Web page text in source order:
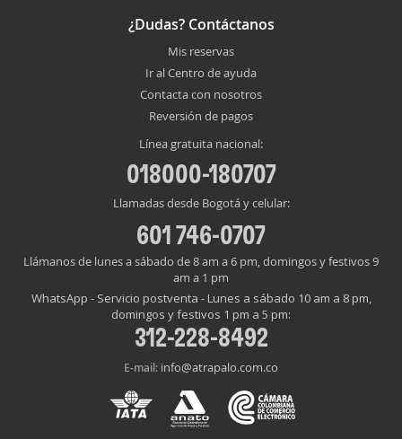
¿Dudas? Contáctanos
Mis reservas
Ir al Centro de ayuda
Contacta con nosotros
Reversión de pagos
Línea gratuita nacional:
018000-180707
Llamadas desde Bogotá y celular:
601 746-0707
Llámanos de lunes a sábado de 8 am a 6 pm, domingos y festivos 9
am a 1 pm
WhatsApp - Servicio postventa - Lunes a sábado 10 am a 8 pm,
domingos y festivos 1 pm a 5 pm:
312-228-8492
E-mail: info@atrapalo.com.co